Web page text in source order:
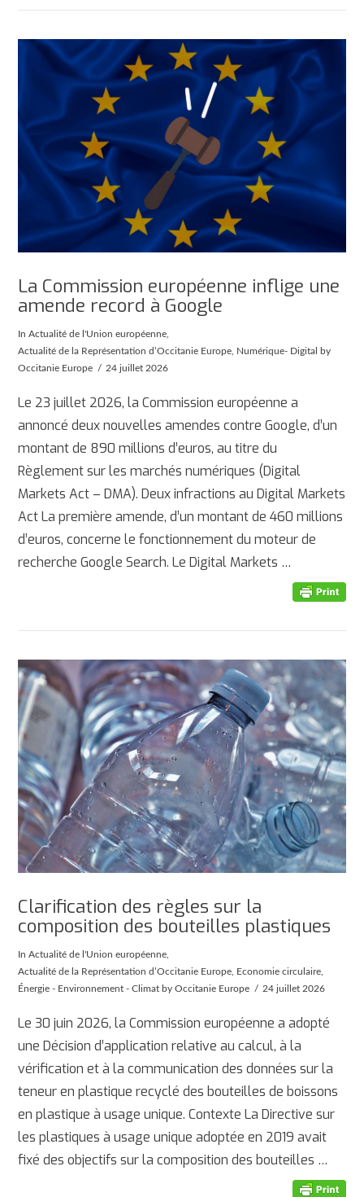
AFFICHER
La Commission européenne inflige une
amende record à Google
InActualité de l'Union européenne,
Actualité de la Représentation d’Occitanie Europe, Numérique- Digital by
Occitanie Europe
24 juillet 2026
Le 23 juillet 2026, la Commission européenne a
annoncé deux nouvelles amendes contre Google, d’un
montant de 890 millions d’euros, au titre du
Règlement sur les marchés numériques (Digital
Markets Act – DMA). Deux infractions au Digital Markets
Act La première amende, d’un montant de 460 millions
d’euros, concerne le fonctionnement du moteur de
recherche Google Search. Le Digital Markets …
Clarification des règles sur la
composition des bouteilles plastiques
InActualité de l'Union européenne,
Actualité de la Représentation d’Occitanie Europe, Economie circulaire,
Énergie - Environnement - Climat by Occitanie Europe 24 juillet 2026
Le 30 juin 2026, la Commission européenne a adopté
une Décision d’application relative au calcul, à la
vérification et à la communication des données sur la
teneur en plastique recyclé des bouteilles de boissons
en plastique à usage unique. Contexte La Directive sur
les plastiques à usage unique adoptée en 2019 avait
fixé des objectifs sur la composition des bouteilles …